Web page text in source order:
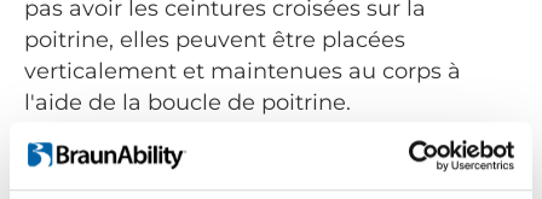
pas avoir les ceintures croisées sur la
poitrine, elles peuvent être placées
verticalement et maintenues au corps à
l'aide de la boucle de poitrine.